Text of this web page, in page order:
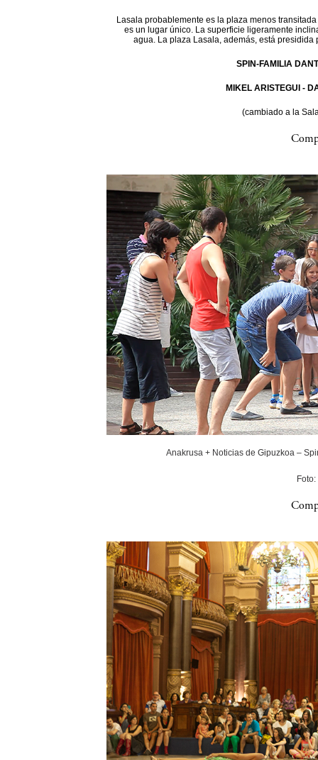
Lasala probablemente es la plaza menos
es un lugar único. La superficie ligeramente
agua. La plaza Lasala, además, está
SPIN-FAMILIA
MIKEL ARISTEGUI -
(cambiado a la
Anakrusa + Noticias de Gipuzkoa –